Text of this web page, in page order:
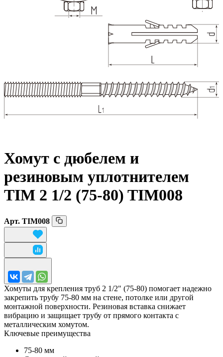
Хомут с дюбелем и
резиновым уплотнителем
TIM 2 1/2 (75-80) TIM008
Арт. TIM008
Хомуты для крепления труб 2 1/2" (75-80) помогает надежно
закрепить трубу 75-80 мм на стене, потолке или другой
монтажной поверхности. Резиновая вставка снижает
вибрацию и защищает трубу от прямого контакта с
металлическим хомутом.
Ключевые преимущества
75-80 мм